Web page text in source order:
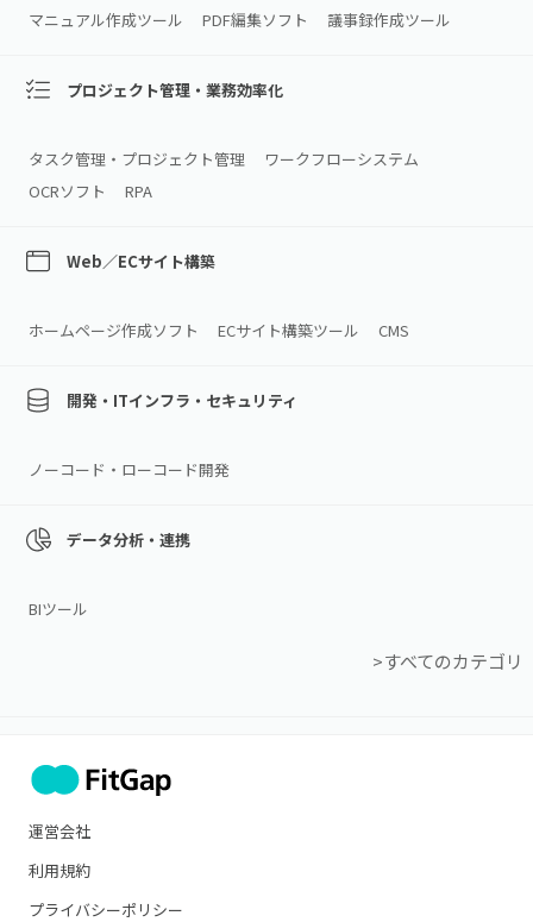
マニュアル作成ツール
PDF編集ソフト 議事録作成ツール
プロジェクト管理・業務効率化
タスク管理・プロジェクト管理
ワークフローシステム
OCRソフト
RPA
Web／ECサイト構築
ホームページ作成ソフト ECサイト構築ツール CMS
開発・ITインフラ・セキュリティ
ノーコード・ローコード開発
データ分析・連携
BIツール
>すべてのカテゴリ
運営会社
利用規約
プライバシーポリシー